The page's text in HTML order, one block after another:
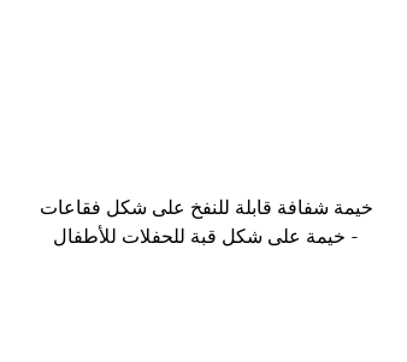
خيمة شفافة قابلة للنفخ على شكل فقاعات
- خيمة على شكل قبة للحفلات للأطفال